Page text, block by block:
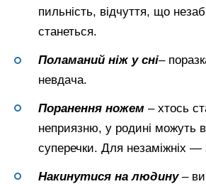
пильність, відчуття, що
станеться.
Поламаний ніж у сні–
невдача.
Поранення ножем – хтось
неприязню, у родині можуть
суперечки. Для незаміжніх —
Накинутися на людину –